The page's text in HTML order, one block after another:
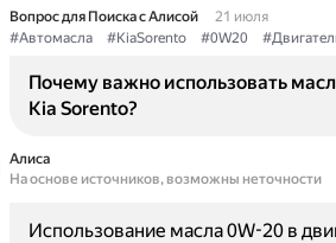
Вопрос для Поиска с Алисой
21 июля
#Автомасла
#KiaSorento #0W20
Почему важно использовать
Kia Sorento?
Алиса
На основе источников, возможны неточности
Использование масла 0W-20 в